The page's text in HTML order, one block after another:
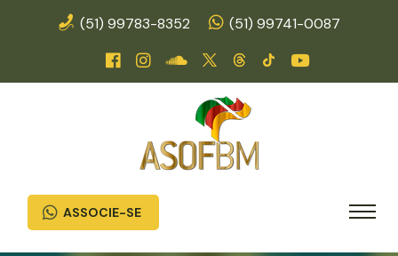
(51) 99783-8352 (51) 99741-0087
ASSOCIE-SE